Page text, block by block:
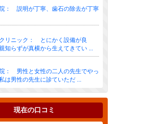
： 説明が丁寧、歯石の除去が丁寧
リニック： とにかく設備が良
知らずが真横から生えてきてい ...
： 男性と女性の二人の先生でやっ
は男性の先生に診ていただ ...
現在の口コミ